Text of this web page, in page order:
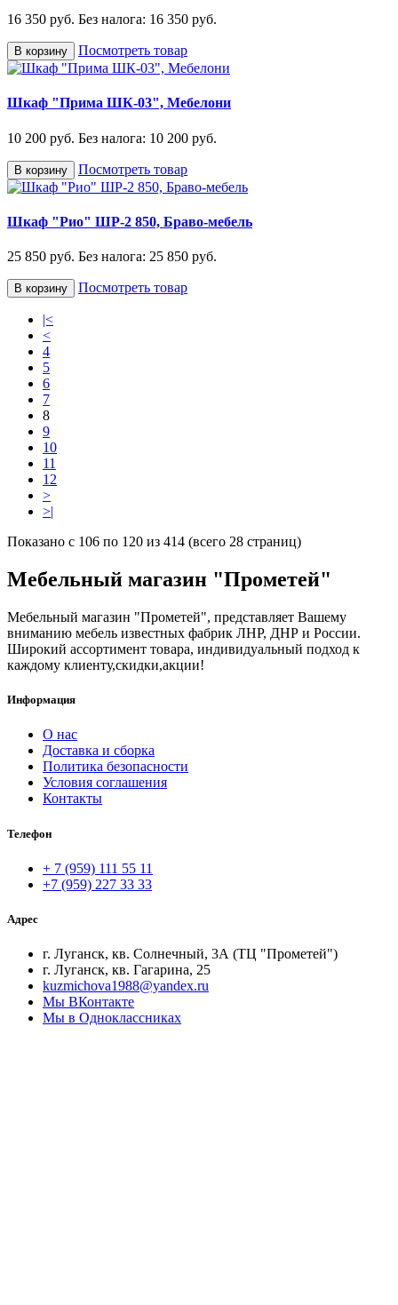
16 350 руб. Без налога: 16 350 руб.
В корзину Посмотреть товар
Шкаф "Прима ШК-03", Мебелони
10 200 руб. Без налога: 10 200 руб.
В корзину Посмотреть товар
Шкаф "Рио" ШР-2 850, Браво-мебель
25 850 руб. Без налога: 25 850 руб.
В корзину Посмотреть товар
|<
<
4
5
6
7
8
9
10
11
12
>
>|
Показано с 106 по 120 из 414 (всего 28 страниц)
Мебельный магазин "Прометей"
Мебельный магазин "Прометей", представляет Вашему
вниманию мебель известных фабрик ЛНР, ДНР и России.
Широкий ассортимент товара, индивидуальный подход к
каждому клиенту,скидки,акции!
Информация
О нас
Доставка и сборка
Политика безопасности
Условия соглашения
Контакты
Телефон
+ 7 (959) 111 55 11
+7 (959) 227 33 33
Адрес
г. Луганск, кв. Солнечный, 3А (ТЦ "Прометей")
г. Луганск, кв. Гагарина, 25
kuzmichova1988@yandex.ru
Мы ВКонтакте
Мы в Одноклассниках